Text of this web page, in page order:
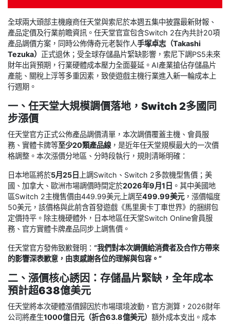
全球兩大頭部主機廠商任天堂與索尼於本週五集中披露最新財報、
產品定價及行業前瞻資訊。任天堂官宣包含Switch 2在內共計20項
產品調價方案，同時公佈傳奇元老製作人手塚卓志（Takashi
Tezuka） 正式退休；受全球存儲晶片緊缺影響，索尼下調PS5未來
財年出貨預期，行業硬體成本壓力全面蔓延。AI產業搶佔存儲晶片
產能、關稅上浮等多重因素，致使遊戲主機行業進入新一輪成本上
行週期。
一、任天堂大規模調價落地，Switch 2多國同
步漲價
任天堂官方正式公佈產品調價清單，本次調價覆蓋主機、會員服
務、實體卡牌等至少20類產品線 ，是近年任天堂規模最大的一次價
格調整。本次漲價分地區、分時段執行，規則清晰明確：
日本地區將於5月25日 上調Switch、Switch 2多款機型售價；美
國、加拿大、歐洲市場調價時間定於2026年9月1日 。其中美國地
區Switch 2主機售價由449.99美元上調至499.99美元，漲價幅度
50美元，該價格與此前含首發遊戲《馬里奧卡丁車世界》的捆綁包
定價持平。除主機硬體外，日本地區任天堂Switch Online會員服
務、官方實體卡牌產品同步上調售價。
任天堂官方發佈致歉聲明： “我們對本次調價給消費者及合作方帶來
的影響深表歉意，由衷感謝各位的理解與包容。”
二、漲價核心誘因：存儲晶片緊缺，全年成本
預計超638億美元
任天堂將本次硬體漲價歸因於市場環境波動，官方測算，2026財年
公司將產生1000億日元（折合63.8億美元） 額外成本支出。成本